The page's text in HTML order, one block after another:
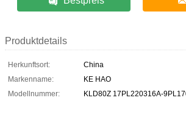
Produktdetails
Herkunftsort:
China
Markenname:
KE HAO
Modellnummer:
KLD80Z 17PL220316A-